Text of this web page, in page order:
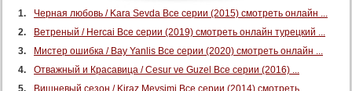
88 серия
91 серия
Черная любовь / Kara Sevda Все серии (2015) смотреть онлайн ...
Ветреный / Hercai Все серии (2019) смотреть онлайн турецкий ...
Мистер ошибка / Bay Yanlis Все серии (2020) смотреть онлайн ...
Отважный и Красавица / Cesur ve Guzel Все серии (2016) ...
Вишневый сезон / Kiraz Mevsimi Все серии (2014) смотреть ...